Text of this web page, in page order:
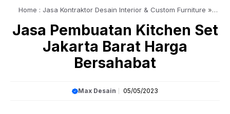
Home : Jasa Kontraktor Desain Interior & Custom Furniture »
Bersahabat
Jasa Pembuatan Kitchen Set
Jakarta Barat Harga
Bersahabat
Max Desain 05/05/2023